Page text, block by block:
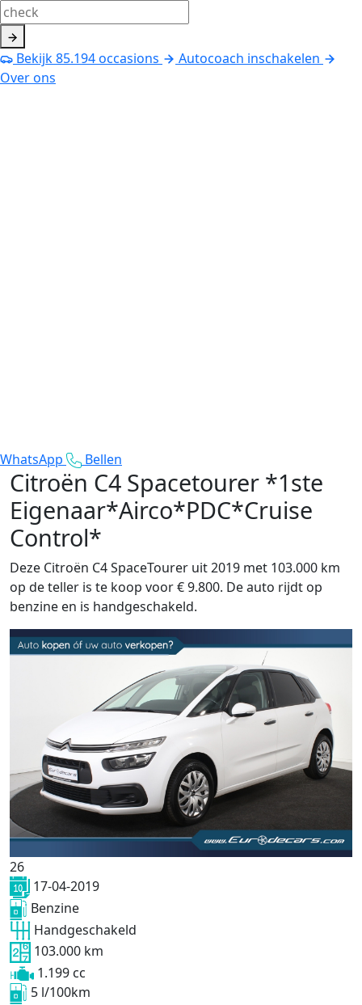
Bekijk85.194occasions
Autocoach inschakelen
Over ons
WhatsApp Bellen
Citroën C4 Spacetourer *1ste
Eigenaar*Airco*PDC*Cruise
Control*
Deze Citroën C4 SpaceTourer uit 2019 met 103.000 km
op de teller is te koop voor € 9.800. De auto rijdt op
benzine en is handgeschakeld.
26
17-04-2019
Benzine
Handgeschakeld
103.000 km
1.199 cc
5 l/100km